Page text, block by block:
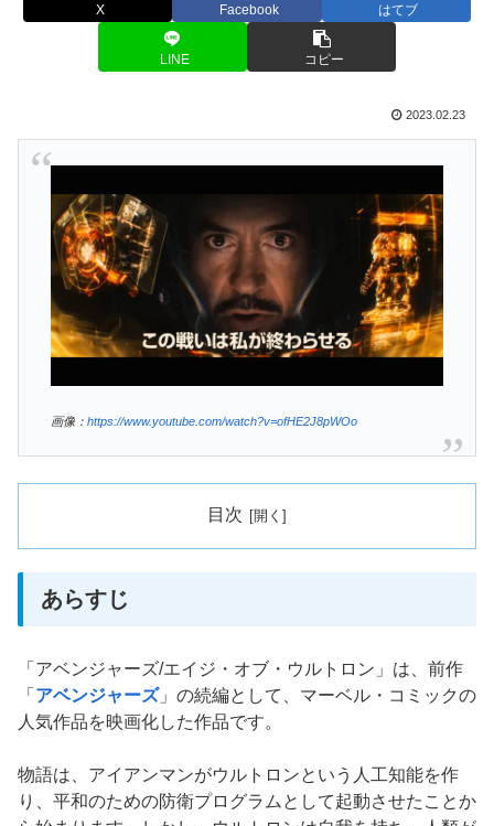
X Facebook はてブ
LINE コピー
2023.02.23
画像： https://www.youtube.com/watch?v=ofHE2J8pWOo
目次
あらすじ
「アベンジャーズ/エイジ・オブ・ウルトロン」は、前作
「 アベンジャーズ」の続編として、マーベル・コミックの
人気作品を映画化した作品です。
物語は、アイアンマンがウルトロンという人工知能を作
り、平和のための防衛プログラムとして起動させたことか